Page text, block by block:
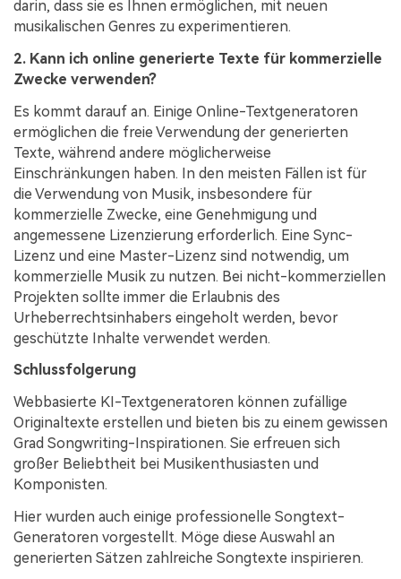
darin, dass sie es Ihnen ermöglichen, mit neuen
musikalischen Genres zu experimentieren.
2. Kann ich online generierte Texte für kommerzielle
Zwecke verwenden?
Es kommt darauf an. Einige Online-Textgeneratoren
ermöglichen die freie Verwendung der generierten
Texte, während andere möglicherweise
Einschränkungen haben. In den meisten Fällen ist für
die Verwendung von Musik, insbesondere für
kommerzielle Zwecke, eine Genehmigung und
angemessene Lizenzierung erforderlich. Eine Sync-
Lizenz und eine Master-Lizenz sind notwendig, um
kommerzielle Musik zu nutzen. Bei nicht-kommerziellen
Projekten sollte immer die Erlaubnis des
Urheberrechtsinhabers eingeholt werden, bevor
geschützte Inhalte verwendet werden.
Schlussfolgerung
Webbasierte KI-Textgeneratoren können zufällige
Originaltexte erstellen und bieten bis zu einem gewissen
Grad Songwriting-Inspirationen. Sie erfreuen sich
großer Beliebtheit bei Musikenthusiasten und
Komponisten.
Hier wurden auch einige professionelle Songtext-
Generatoren vorgestellt. Möge diese Auswahl an
generierten Sätzen zahlreiche Songtexte inspirieren.